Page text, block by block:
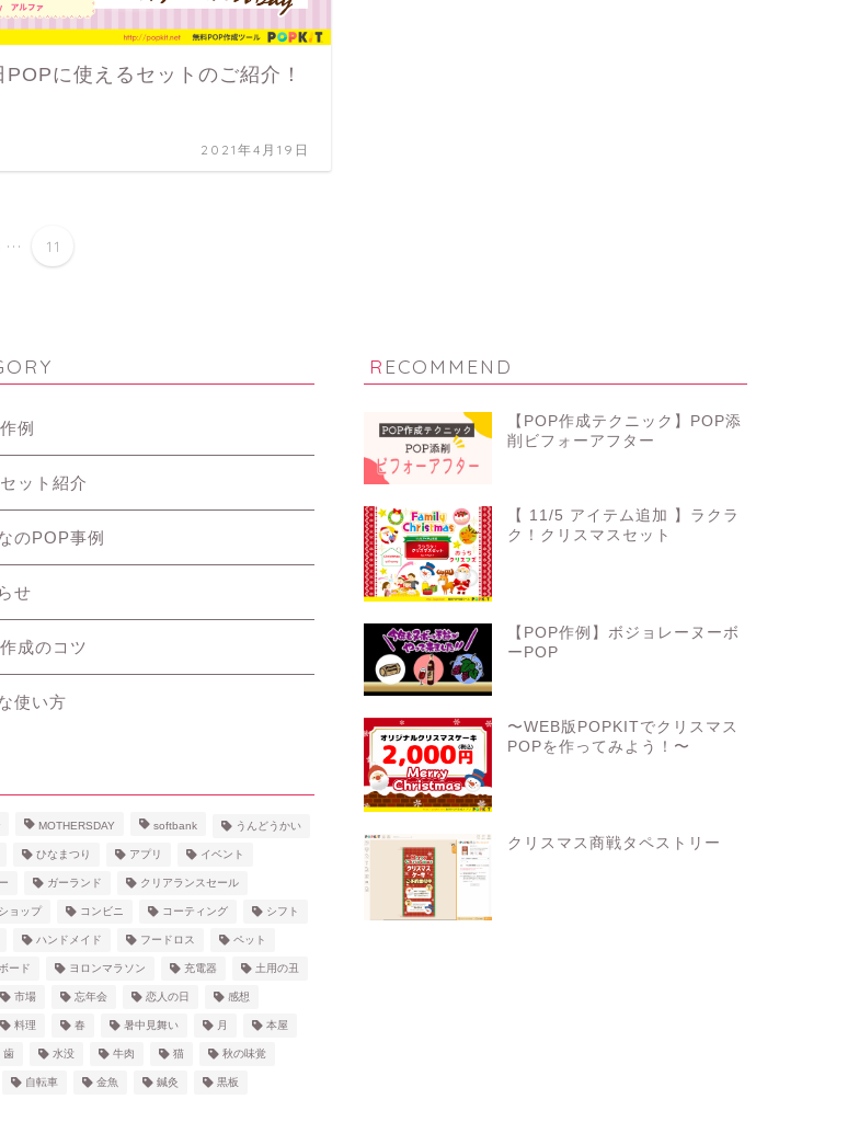
POPに使えるセットのご紹介！
2021年4月19日
... 11
例
ット紹介
のPOP事例
せ
成のコツ
使い方
MOTHERSDAY softbank うんどうかい
ひなまつり アプリ イベント
ガーランド クリアランスセール
ョップ コンビニ コーティング シフト
ハンドメイド フードロス ペット
ード ヨロンマラソン 充電器 土用の丑
市場 忘年会 恋人の日 感想
料理 春 暑中見舞い 月 本屋
歯 水没 牛肉 猫 秋の味覚
自転車 金魚 鍼灸 黒板
RECOMMEND
【POP作成テクニック】POP添
削ビフォーアフター
【 11/5 アイテム追加 】ラクラ
ク！クリスマスセット
【POP作例】ボジョレーヌーボ
ーPOP
〜WEB版POPKITでクリスマス
POPを作ってみよう！〜
クリスマス商戦タペストリー